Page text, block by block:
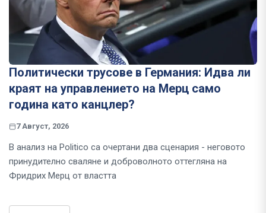
Политически трусове в Германия: Идва ли
краят на управлението на Мерц само
година като канцлер?
7 Август, 2026
В анализ на Politico са очертани два сценария - неговото
принудително сваляне и доброволното оттегляна на
Фридрих Мерц от властта